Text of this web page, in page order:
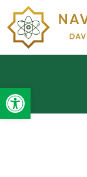
Open toolbar